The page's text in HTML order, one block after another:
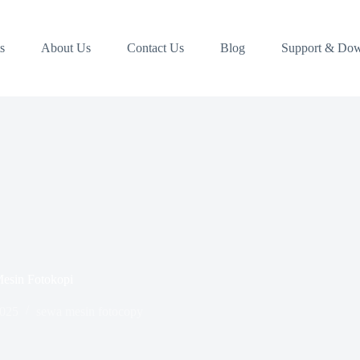
About Us Contact Us Blog Support &